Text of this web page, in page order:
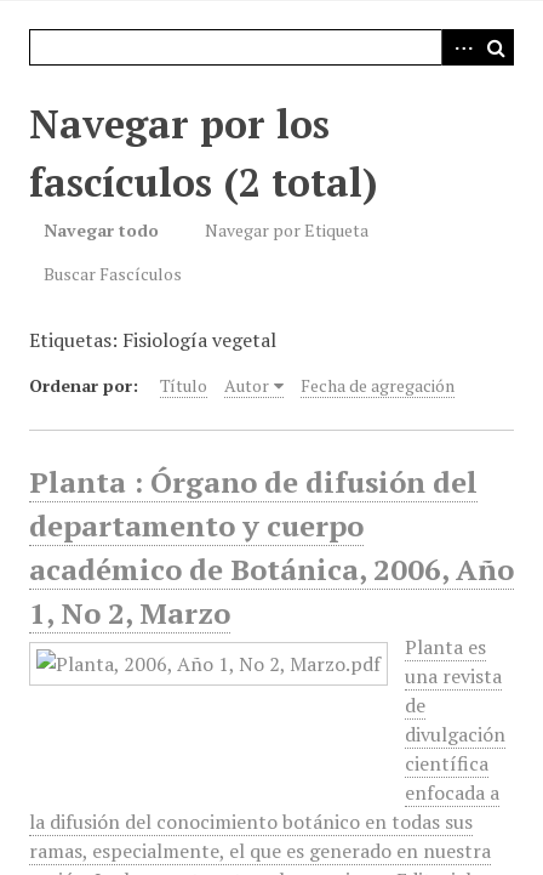
Navegar por los
fascículos (2 total)
Navegar todo
Navegar por Etiqueta
Buscar Fascículos
Etiquetas: Fisiología vegetal
Ordenar por: Título Autor Fecha de agregación
Planta : Órgano de difusión del
departamento y cuerpo
académico de Botánica, 2006, Año
1, No 2, Marzo
Planta es
una revista
de
divulgación
científica
enfocada a
la difusión del conocimiento botánico en todas sus
ramas, especialmente, el que es generado en nuestra